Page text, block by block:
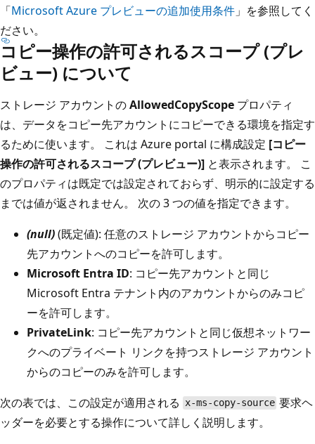
「Microsoft Azure プレビューの追加使用条件 」を参照してく
ださい。
コピー操作の許可されるスコープ (プレ
ビュー) について
ストレージ アカウントのAllowedCopyScope プロパティ
は、データをコピー先アカウントにコピーできる環境を指定す
るために使います。 これは Azure portal に構成設定 [コピー
操作の許可されるスコープ (プレビュー)] と表示されます。 こ
のプロパティは既定では設定されておらず、明示的に設定する
までは値が返されません。 次の 3 つの値を指定できます。
(null)(既定値): 任意のストレージ アカウントからコピー
先アカウントへのコピーを許可します。
Microsoft Entra ID: コピー先アカウントと同じ
Microsoft Entra テナント内のアカウントからのみコピ
ーを許可します。
PrivateLink: コピー先アカウントと同じ仮想ネットワー
クへのプライベート リンクを持つストレージ アカウント
からのコピーのみを許可します。
次の表では、この設定が適用される x-ms-copy-source 要求ヘ
ッダーを必要とする操作について詳しく説明します。